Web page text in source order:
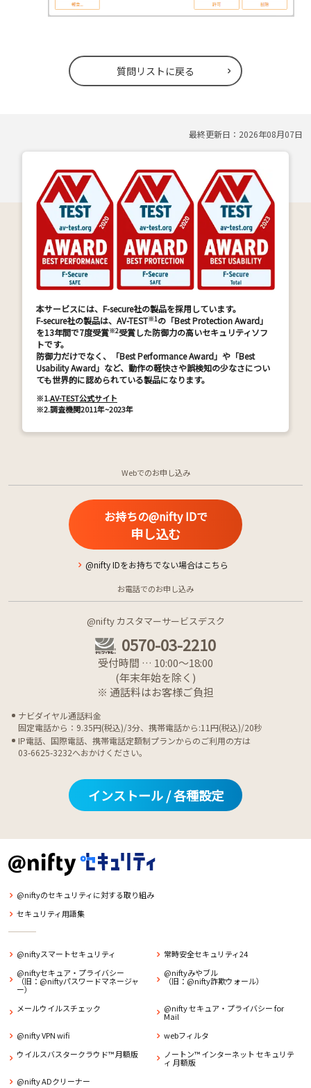
質問リストに戻る
最終更新日： 2026年08月07日
本サービスには、F-secure社の製品を採用しています。
F-secure社の製品は、AV-TEST※1の「Best Protection Award」
を13年間で7度受賞※2受賞した防御力の高いセキュリティソフ
トです。
防御力だけでなく、「Best Performance Award」や「Best
Usability Award」など、動作の軽快さや誤検知の少なさについ
ても世界的に認められている製品になります。
※1.AV-TEST公式サイト
※2.調査機関2011年~2023年
Webでのお申し込み
お持ちの@nifty IDで
申し込む
@nifty IDをお持ちでない場合はこちら
お電話でのお申し込み
@nifty カスタマーサービスデスク
0570-03-2210
受付時間 … 10:00～18:00
(年末年始を除く)
※ 通話料はお客様ご負担
ナビダイヤル通話料金
固定電話から：9.35円(税込)/3分、携帯電話から:11円(税込)/20秒
IP電話、国際電話、携帯電話定額制プランからのご利用の方は
03-6625-3232へおかけください。
インストール / 各種設定
@niftyのセキュリティに対する取り組み
セキュリティ用語集
@niftyスマートセキュリティ
常時安全セキュリティ24
@niftyセキュア・プライバシー
（旧：@niftyパスワードマネージャ
ー）
@niftyみやブル
（旧：@nifty詐欺ウォール）
メールウイルスチェック @nifty セキュア・プライバシー for
Mail
@nifty VPN wifi
webフィルタ
ウイルスバスタークラウド™ 月額版
ノートン™ インターネット セキュリテ
ィ 月額版
@nifty ADクリーナー